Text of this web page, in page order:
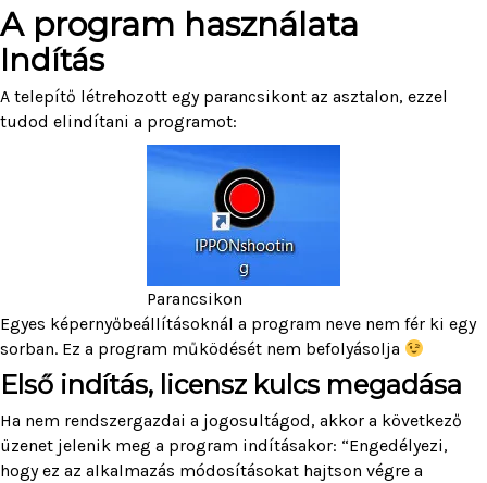
A program használata
Indítás
A telepítő létrehozott egy parancsikont az asztalon, ezzel
tudod elindítani a programot:
Parancsikon
Egyes képernyőbeállításoknál a program neve nem fér ki egy
sorban. Ez a program működését nem befolyásolja
Első indítás, licensz kulcs megadása
Ha nem rendszergazdai a jogosultágod, akkor a következő
üzenet jelenik meg a program indításakor: “Engedélyezi,
hogy ez az alkalmazás módosításokat hajtson végre a